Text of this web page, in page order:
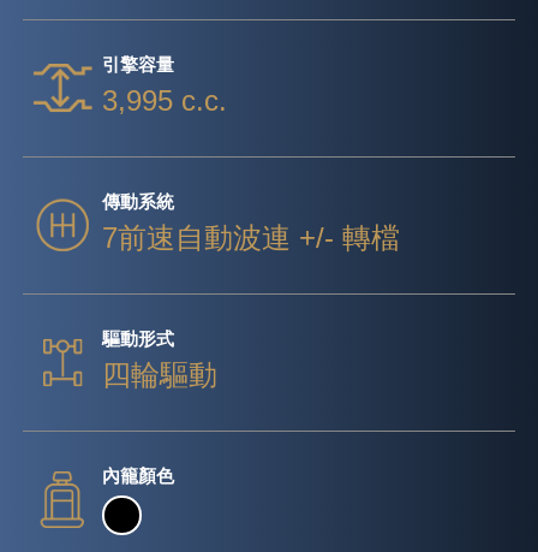
引擎容量
3,995 c.c.
傳動系統
7前速自動波連 +/- 轉檔
驅動形式
四輪驅動
內籠顏色